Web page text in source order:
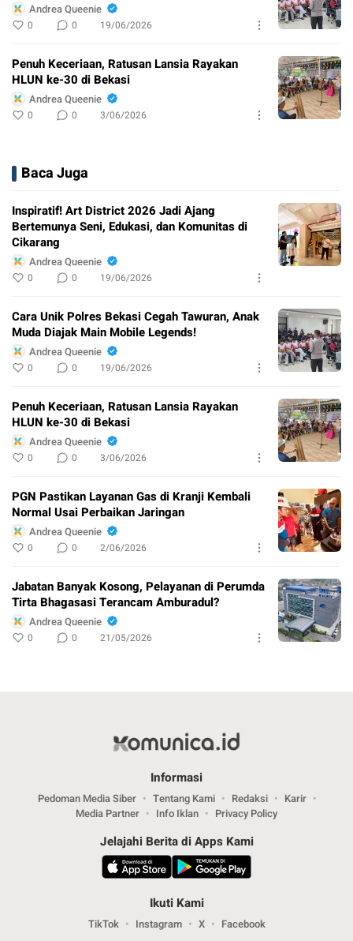
Andrea Queenie
0 0 19/06/2026
Penuh Keceriaan, Ratusan Lansia Rayakan
HLUN ke-30 di Bekasi
Andrea Queenie
0 0 3/06/2026
Baca Juga
Inspiratif! Art District 2026 Jadi Ajang
Bertemunya Seni, Edukasi, dan Komunitas di
Cikarang
Andrea Queenie
0 0 19/06/2026
Cara Unik Polres Bekasi Cegah Tawuran, Anak
Muda Diajak Main Mobile Legends!
Andrea Queenie
0 0 19/06/2026
Penuh Keceriaan, Ratusan Lansia Rayakan
HLUN ke-30 di Bekasi
Andrea Queenie
0 0 3/06/2026
PGN Pastikan Layanan Gas di Kranji Kembali
Normal Usai Perbaikan Jaringan
Andrea Queenie
0 0 2/06/2026
Jabatan Banyak Kosong, Pelayanan di Perumda
Tirta Bhagasasi Terancam Amburadul?
Andrea Queenie
0 0 21/05/2026
Informasi
Pedoman Media Siber Tentang Kami Redaksi
Karir
Media Partner
Info Iklan Privacy Policy
Jelajahi Berita di Apps Kami
Ikuti Kami
TikTok Instagram X Facebook